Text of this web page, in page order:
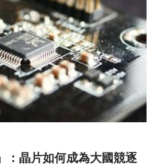
：晶片如何成為大國競逐